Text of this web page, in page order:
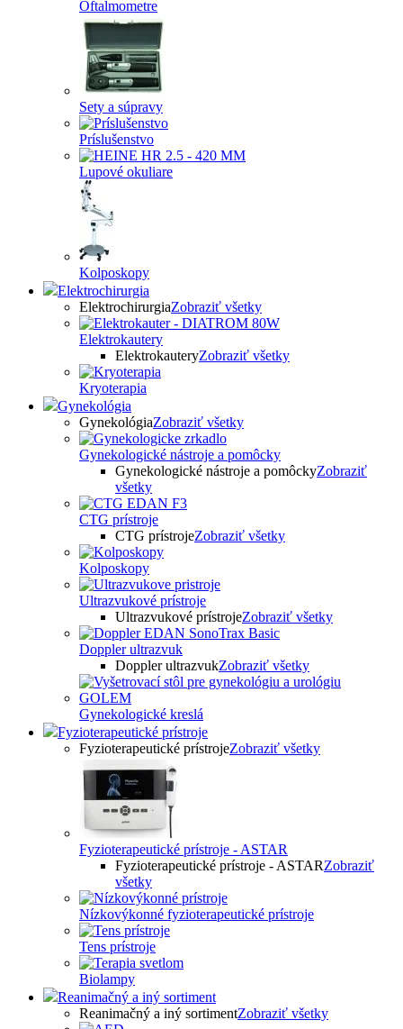
Oftalmometre
Sety a súpravy
Príslušenstvo
Lupové okuliare
Kolposkopy
Elektrochirurgia
ElektrochirurgiaZobraziť všetky
Elektrokautery
ElektrokauteryZobraziť všetky
Kryoterapia
Gynekológia
GynekológiaZobraziť všetky
Gynekologické nástroje a pomôcky
Gynekologické nástroje a pomôckyZobraziť
všetky
CTG prístroje
CTG prístrojeZobraziť všetky
Kolposkopy
Ultrazvukové prístroje
Ultrazvukové prístrojeZobraziť všetky
Doppler ultrazvuk
Doppler ultrazvukZobraziť všetky
Gynekologické kreslá
Fyzioterapeutické prístroje
Fyzioterapeutické prístrojeZobraziť všetky
Fyzioterapeutické prístroje - ASTAR
Fyzioterapeutické prístroje - ASTARZobraziť
všetky
Nízkovýkonné fyzioterapeutické prístroje
Tens prístroje
Biolampy
Reanimačný a iný sortiment
Reanimačný a iný sortimentZobraziť všetky